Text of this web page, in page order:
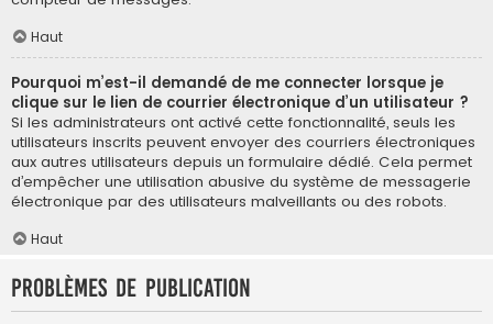
Haut
Pourquoi m’est-il demandé de me connecter lorsque je
clique sur le lien de courrier électronique d’un utilisateur ?
Si les administrateurs ont activé cette fonctionnalité, seuls les
utilisateurs inscrits peuvent envoyer des courriers électroniques
aux autres utilisateurs depuis un formulaire dédié. Cela permet
d’empêcher une utilisation abusive du système de messagerie
électronique par des utilisateurs malveillants ou des robots.
Haut
Problèmes de publication